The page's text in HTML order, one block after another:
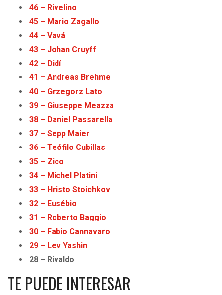
46 – Rivelino
45 – Mario Zagallo
44 – Vavá
43 – Johan Cruyff
42 – Didí
41 – Andreas Brehme
40 – Grzegorz Lato
39 – Giuseppe Meazza
38 – Daniel Passarella
37 – Sepp Maier
36 – Teófilo Cubillas
35 – Zico
34 – Michel Platini
33 – Hristo Stoichkov
32 – Eusébio
31 – Roberto Baggio
30 – Fabio Cannavaro
29 – Lev Yashin
28 – Rivaldo
TE PUEDE INTERESAR